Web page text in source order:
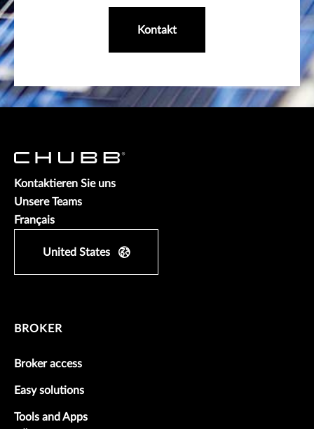
Kontakt
Kontaktieren Sie uns
Unsere Teams
Français
United States
BROKER
Broker access
Easy solutions
Tools and Apps